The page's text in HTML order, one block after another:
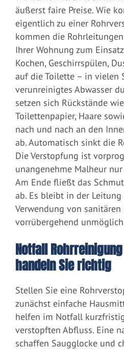
äußerst faire Preise. Wie
eigentlich zu einer
kommen die
Ihrer Wohnung zum
Kochen, Geschirrspülen,
auf die Toilette – in vielen
verunreinigtes Abwasser
setzen sich Rückstände
Toilettenpapier, Haare
nach und nach an den
ab. Automatisch sinkt die
Die Verstopfung ist
unangenehme Malheur
Am Ende fließt das
ab. Es bleibt in der
Verwendung von
vorrübergehend
Notfall
handeln Sie richtig
Stellen Sie eine
zunächst einfache
helfen im Notfall
verstopften Abfluss. Eine
schaffen Saugglocke und